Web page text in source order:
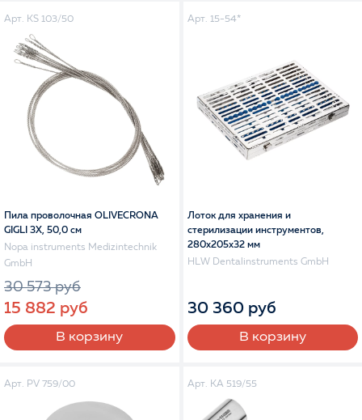
Арт. KS 103/50
Пила проволочная OLIVECRONA
GIGLI 3X, 50,0 см
Nopa instruments Medizintechnik
GmbH
30 573 руб
15 882 руб
В корзину
Арт. 15-54*
Лоток для хранения и
стерилизации инструментов,
280x205x32 мм
HLW Dentalinstruments GmbH
30 360 руб
В корзину
Арт. PV 759/00 Арт. KA 519/55